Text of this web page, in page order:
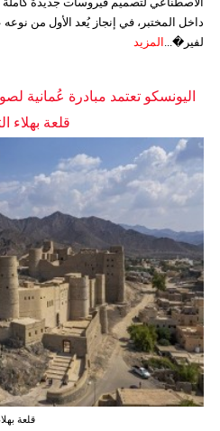
داخل المختبر، في إنجاز يُعد الأول من
لفير�... المزيد
اليونسكو تعتمد مبادرة عُمانية
قلعة بهلاء
قلعة